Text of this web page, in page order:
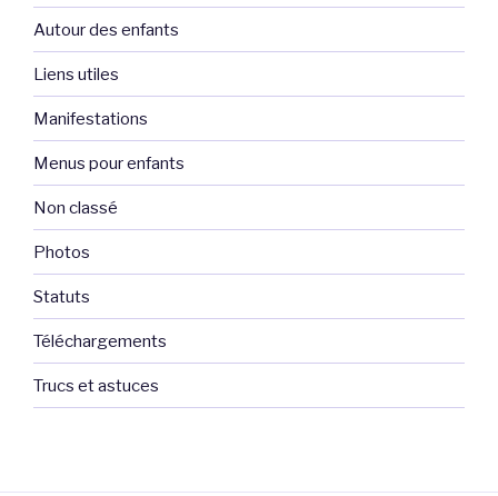
Autour des enfants
Liens utiles
Manifestations
Menus pour enfants
Non classé
Photos
Statuts
Téléchargements
Trucs et astuces